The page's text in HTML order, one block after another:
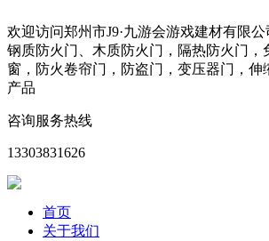
欢迎访问郑州市J9·九游会游戏建材有限
钢质防火门、木质防火门，隔热防火门，
窗，防火卷帘门，防盗门，变压器门，伸
产品
咨询服务热线
13303831626
首页
关于我们